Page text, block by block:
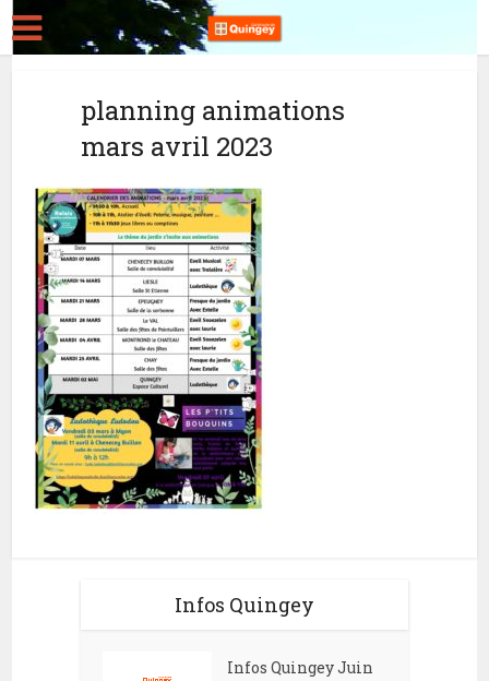
planning animations
mars avril 2023
Infos Quingey
Infos Quingey Juin